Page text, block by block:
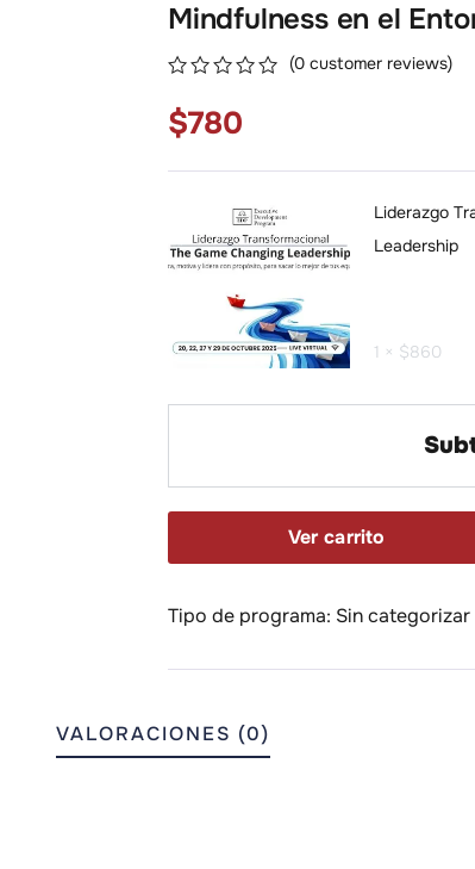
Mindfulness en el
out
of
(0 customer reviews)
$780
Liderazgo
Leadership
1 × $860
Ver carrito
Tipo de programa: Sin categorizar
VALORACIONES (0)